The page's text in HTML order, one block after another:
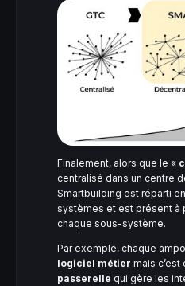
Finalement, alors que le «
centralisé dans un centre
Smartbuilding est réparti
systèmes et est présent à
chaque sous-système.
Par exemple, chaque
logiciel métier mais
passerelle qui gère les